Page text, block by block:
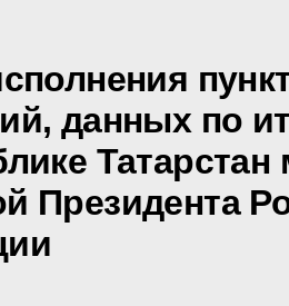
данных по
Президента